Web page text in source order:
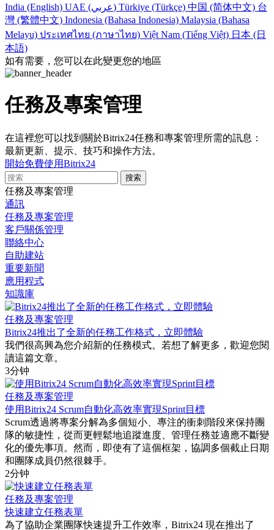
India (English)
UAE (عربي) Türkiye (Türkçe) 中国 (简体中文) 台
灣 (繁體中文) Indonesia (Bahasa Indonesia) Malaysia (Bahasa
Melayu) ประเทศไทย (ภาษาไทย) Việt Nam (Tiếng Việt) 日本 (日
本語)
如有需要，您可以在此變更您的地區
任務及專案管理
在這裡您可以找到關於Bitrix24任務和專案管理所需的訊息：
最新更新、提示、技巧和操作方法。
開始免費使用Bitrix24
任務及專案管理
通訊
任務及專案管理
客戶關係管理
聯絡中心
自助建站
重要新聞
應用程式
知識庫
任務及專案管理
Bitrix24推出了全新的任務工作格式，立即體驗
我們很高興為您介紹新的任務模式。若想了解更多，歡迎您閱
讀這篇文章。
3分钟
任務及專案管理
使用Bitrix24 Scrum自動化高效率實現Sprint目標
Scrum透過將專案分解為多個短小、專注的衝刺階段來保持團
隊的敏捷性，從而更輕鬆地追蹤進度、管理任務並適應不斷變
化的優先事項。然而，即使有了這個框架，協調多個截止日期
和團隊成員仍然很棘手。
2分钟
任務及專案管理
快速建立任務表單
為了協助企業團隊快速提升工作效率，Bitrix24 現在推出了